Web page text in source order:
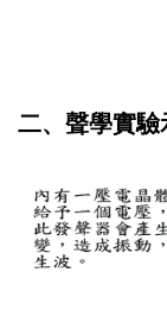
二、聲學實驗